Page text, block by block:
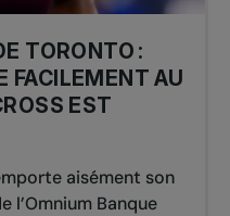
TORONTO :
FACILEMENT AU
EST
aisément son
l’Omnium Banque